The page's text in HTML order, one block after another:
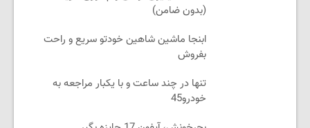
(بدون ضامن)
ابنجا ماشین شاهین خودتو سریع و راحت
بفروش
تنها در چند ساعت و با یکبار مراجعه به
خودرو45